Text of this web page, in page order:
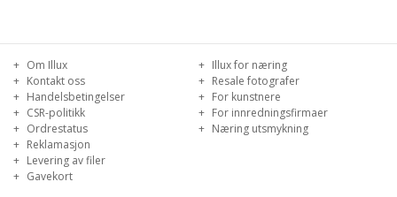
Om Illux
Kontakt oss
Handelsbetingelser
CSR-politikk
Ordrestatus
Reklamasjon
Levering av filer
Gavekort
Illux for næring
Resale fotografer
For kunstnere
For innredningsfirmaer
Næring utsmykning